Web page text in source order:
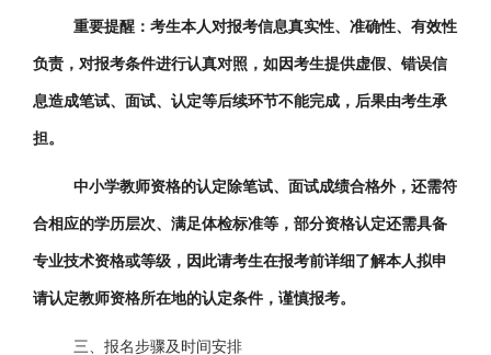
重要提醒：考生本人对报考信息真实性、准确性、有效性
负责，对报考条件进行认真对照，如因考生提供虚假、错误信
息造成笔试、面试、认定等后续环节不能完成，后果由考生承
担。
中小学教师资格的认定除笔试、面试成绩合格外，还需符
合相应的学历层次、满足体检标准等，部分资格认定还需具备
专业技术资格或等级，因此请考生在报考前详细了解本人拟申
请认定教师资格所在地的认定条件，谨慎报考。
三、报名步骤及时间安排